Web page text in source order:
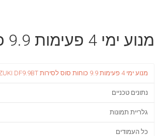
מנוע ימי 4 פעימות 9.9 כוחות סוס לסירות Suzuki DF9.9BT
מנוע ימי 4 פעימות 9.9 כוחות סוס לסירות SUZUKI DF9.9BT
נתונים טכניים
גלריית תמונות
כל העמודים